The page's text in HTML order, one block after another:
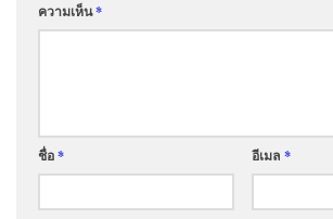
ความเห็น*
ชื่อ* อีเมล *